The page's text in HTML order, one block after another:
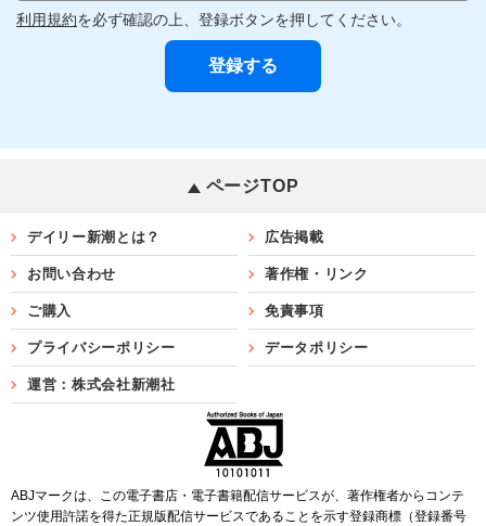
利用規約を必ず確認の上、登録ボタンを押してください。
ページTOP
デイリー新潮とは？ 広告掲載
お問い合わせ 著作権・リンク
ご購入 免責事項
プライバシーポリシー データポリシー
運営：株式会社新潮社
ABJマークは、この電子書店・電子書籍配信サービスが、著作権者からコンテ
ンツ使用許諾を得た正規版配信サービスであることを示す登録商標（登録番号